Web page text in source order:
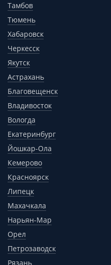
Тамбов
Тюмень
Хабаровск
Черкесск
Якутск
Астрахань
Благовещенск
Владивосток
Вологда
Екатеринбург
Йошкар-Ола
Кемерово
Красноярск
Липецк
Махачкала
Нарьян-Мар
Орел
Петрозаводск
Рязань